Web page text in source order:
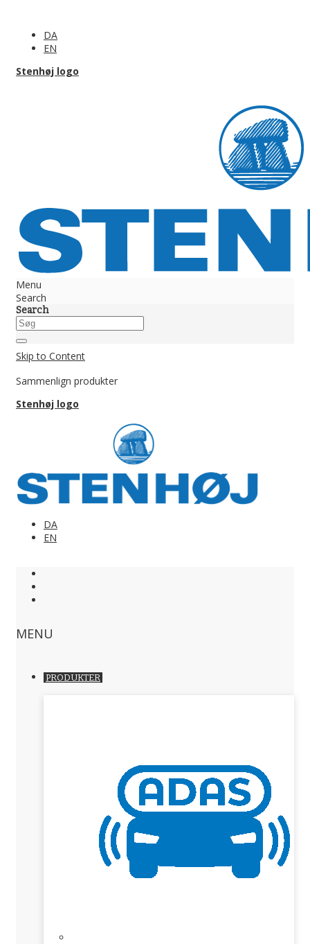
DA
EN
Stenhøj logo
Menu
Search
Search
Skip to Content
Sammenlign produkter
Stenhøj logo
DA
EN
MENU
PRODUKTER